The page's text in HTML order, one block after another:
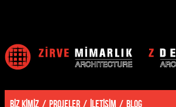
BİZ KİMİZ PROJELER İLETİŞİM BLOG